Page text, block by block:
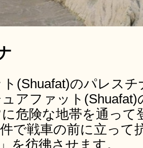
(Shuafat)のパレス
アファット
危険な地帯を通って
で戦車の前に立って
を彷彿させます。